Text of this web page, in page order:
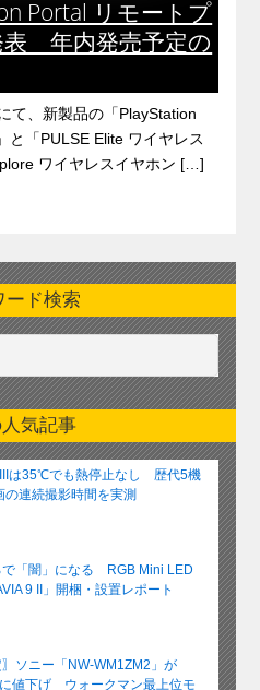
Portal リモートプ
表 年内発売予定の
て、新製品の「PlayStation
と「PULSE Elite ワイヤレス
ワイヤレスイヤホン […]
ード検索
気記事
は35℃でも熱停止なし 歴代5機
の連続撮影時間を実測
で「闇」になる RGB Mini LED
9 II」開梱・設置レポート
〗ソニー「NW-WM1ZM2」が
値下げ ウォークマン最上位モ